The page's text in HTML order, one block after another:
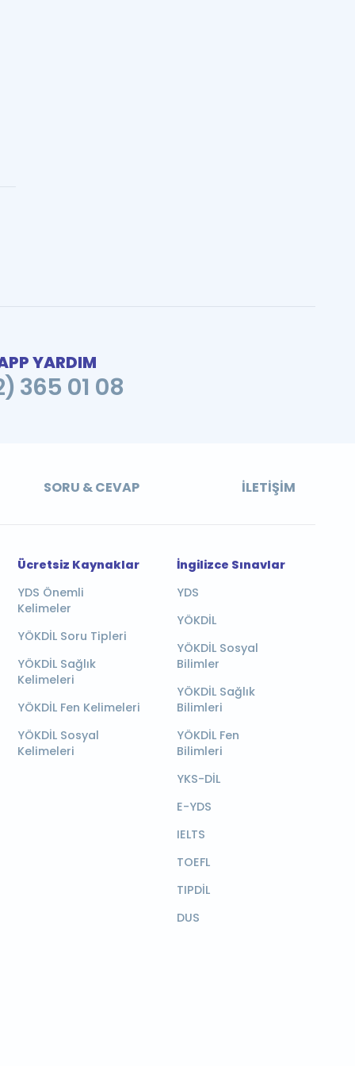
YARDIM
365 01 08
SORU & CEVAP İLETIŞIM
Ücretsiz Kaynaklar
YDS Önemli
Kelimeler
YÖKDİL Soru Tipleri
YÖKDİL Sağlık
Kelimeleri
YÖKDİL Fen Kelimeleri
YÖKDİL Sosyal
Kelimeleri
İngilizce Sınavlar
YDS
YÖKDİL
YÖKDİL Sosyal
Bilimler
YÖKDİL Sağlık
Bilimleri
YÖKDİL Fen
Bilimleri
YKS-DİL
E-YDS
IELTS
TOEFL
TIPDİL
DUS